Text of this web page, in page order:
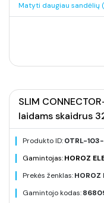
Matyti daugiau sandėlių
SLIM
laidams skaidrus
Produkto ID:0TRL-
Gamintojas:HOROZ
Prekės ženklas:HOROZ
Gamintojo kodas: